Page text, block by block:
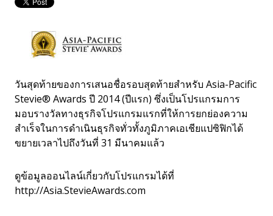
วันสุดท้ายของการเสนอชื่อรอบสุดท้ายสำหรับ Asia-Pacific
Stevie® Awards ปี 2014 (ปีแรก) ซึ่งเป็นโปรแกรมการ
มอบรางวัลทางธุรกิจโปรแกรมแรกที่ให้การยกย่องความ
สำเร็จในการดำเนินธุรกิจทั่วทั้งภูมิภาคเอเชียแปซิฟิกได้
ขยายเวลาไปถึงวันที่ 31 มีนาคมแล้ว
ดูข้อมูลออนไลน์เกี่ยวกับโปรแกรมได้ที่
http://Asia.StevieAwards.com